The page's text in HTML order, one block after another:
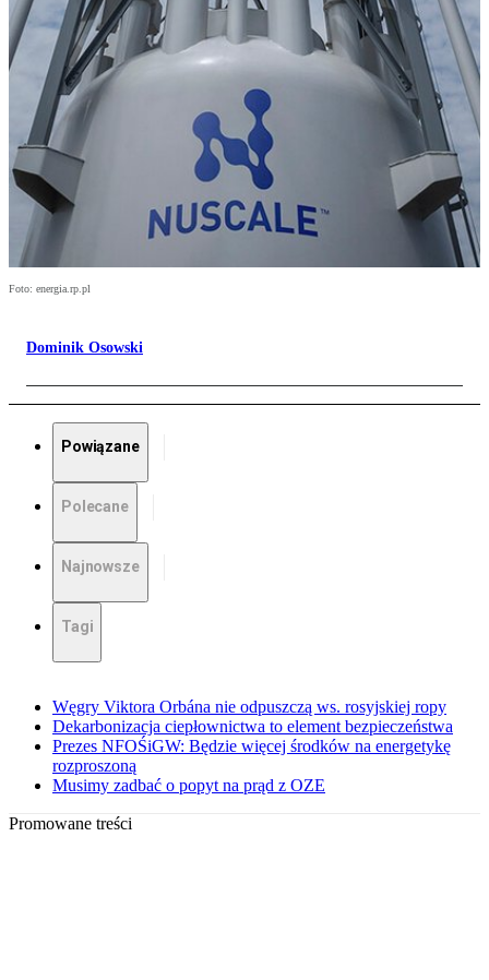
Foto: energia.rp.pl
Dominik Osowski
Powiązane
Polecane
Najnowsze
Tagi
Węgry Viktora Orbána nie odpuszczą ws. rosyjskiej ropy
Dekarbonizacja ciepłownictwa to element bezpieczeństwa
Prezes NFOŚiGW: Będzie więcej środków na energetykę
rozproszoną
Musimy zadbać o popyt na prąd z OZE
Promowane treści